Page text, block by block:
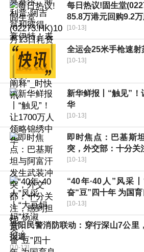
每日热议!固生堂
85.8万港元回购9.2
[10-13]
全运会25米手枪速
[10-13]
新华鲜报丨“触见”
华
[10-13]
即时焦点：巴基斯
突，外交部：十分关
[10-13]
“40年·40人”风采
奋“豆”四十年 为国
[10-13]
贵阳民警消防联动：穿行深山7公里
报道
[10-13]